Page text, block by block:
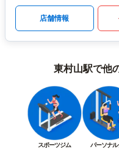
店舗情報
東村山駅で他
スポーツジム パーソナル